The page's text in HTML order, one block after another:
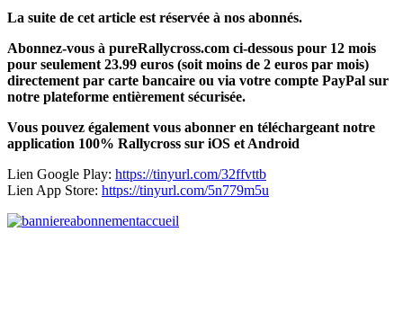
La suite de cet article est réservée à nos abonnés.
Abonnez-vous à pureRallycross.com ci-dessous pour 12 mois
pour seulement 23.99 euros (soit moins de 2 euros par mois)
directement par carte bancaire ou via votre compte PayPal sur
notre plateforme entièrement sécurisée.
Vous pouvez également vous abonner en téléchargeant notre
application 100% Rallycross sur iOS et Android
Lien Google Play: https://tinyurl.com/32ffvttb
Lien App Store: https://tinyurl.com/5n779m5u